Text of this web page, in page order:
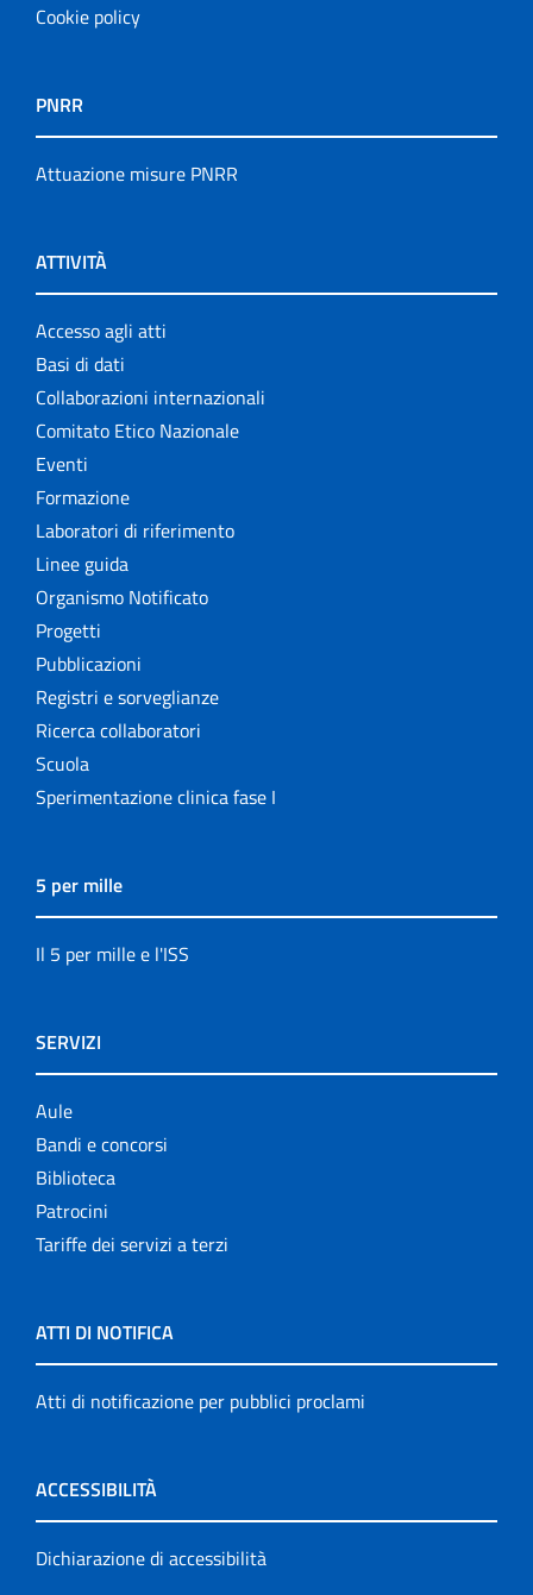
Cookie policy
PNRR
Attuazione misure PNRR
ATTIVITÀ
Accesso agli atti
Basi di dati
Collaborazioni internazionali
Comitato Etico Nazionale
Eventi
Formazione
Laboratori di riferimento
Linee guida
Organismo Notificato
Progetti
Pubblicazioni
Registri e sorveglianze
Ricerca collaboratori
Scuola
Sperimentazione clinica fase I
5 per mille
Il 5 per mille e l'ISS
SERVIZI
Aule
Bandi e concorsi
Biblioteca
Patrocini
Tariffe dei servizi a terzi
ATTI DI NOTIFICA
Atti di notificazione per pubblici proclami
ACCESSIBILITÀ
Dichiarazione di accessibilità